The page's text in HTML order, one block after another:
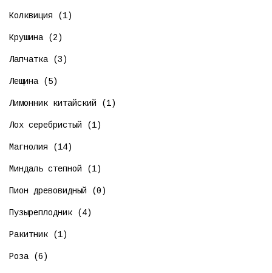
Колквиция (1)
Крушина (2)
Лапчатка (3)
Лещина (5)
Лимонник китайский (1)
Лох серебристый (1)
Магнолия (14)
Миндаль степной (1)
Пион древовидный (0)
Пузыреплодник (4)
Ракитник (1)
Роза (6)